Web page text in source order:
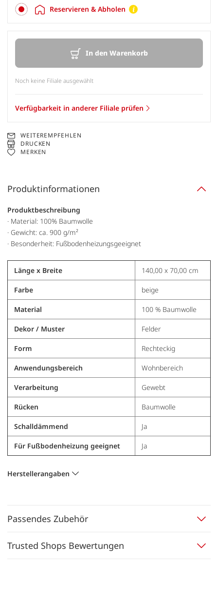
Reservieren & Abholen
In den Warenkorb
Noch keine Filiale ausgewählt
Verfügbarkeit in anderer Filiale prüfen
WEITEREMPFEHLEN
DRUCKEN
MERKEN
Produktinformationen
Produktbeschreibung
· Material: 100% Baumwolle
· Gewicht: ca. 900 g/m²
· Besonderheit: Fußbodenheizungsgeeignet
Länge x Breite 140,00 x 70,00 cm
Farbe beige
Material 100 % Baumwolle
Dekor / Muster Felder
Form Rechteckig
Anwendungsbereich Wohnbereich
Verarbeitung Gewebt
Rücken Baumwolle
Schalldämmend Ja
Für Fußbodenheizung geeignet Ja
Herstellerangaben
Passendes Zubehör
Trusted Shops Bewertungen